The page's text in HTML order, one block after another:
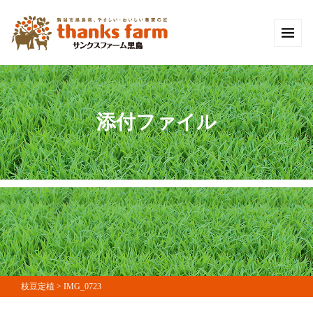
添付ファイル
枝豆定植 > IMG_0723